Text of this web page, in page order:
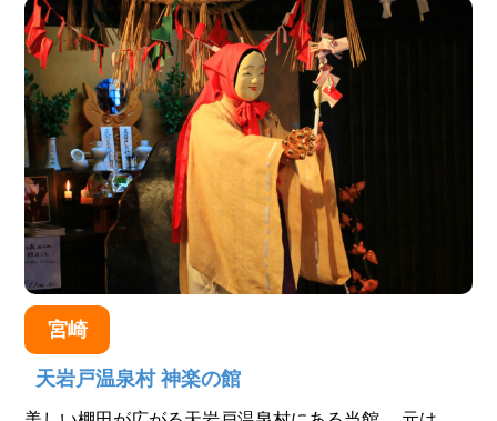
宮崎
天岩戸温泉村 神楽の館